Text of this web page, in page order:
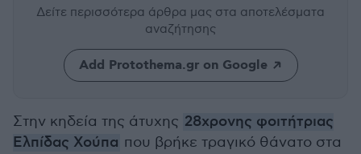
Δείτε περισσότερα άρθρα μας στα αποτελέσματα
αναζήτησης
Add Protothema.gr on Google
Στην κηδεία της άτυχης 28χρονης φοιτήτριας
Ελπίδας Χούπα που βρήκε τραγικό θάνατο στα